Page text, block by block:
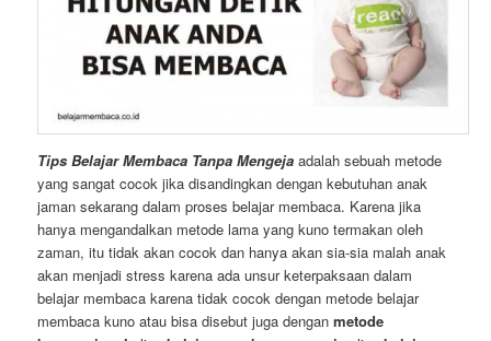
Tips Belajar Membaca Tanpa Mengeja adalah sebuah metode
yang sangat cocok jika disandingkan dengan kebutuhan anak
jaman sekarang dalam proses belajar membaca. Karena jika
hanya mengandalkan metode lama yang kuno termakan oleh
zaman, itu tidak akan cocok dan hanya akan sia-sia malah anak
akan menjadi stress karena ada unsur keterpaksaan dalam
belajar membaca karena tidak cocok dengan metode belajar
membaca kuno atau bisa disebut juga denganmetode